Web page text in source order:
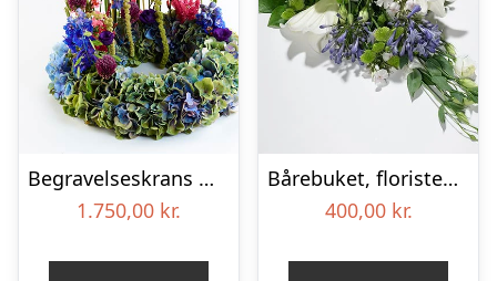
Begravelseskrans med hortensia og farverige detaljer – Blomster til begravelse
1.750,00 kr.
Bårebuket, floristens valg – Blomster til begravelse
400,00 kr.